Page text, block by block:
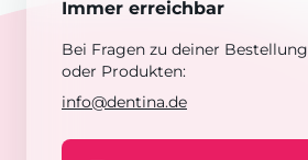
Immer erreichbar
Bei Fragen zu deiner Bestellung
oder Produkten:
info@dentina.de